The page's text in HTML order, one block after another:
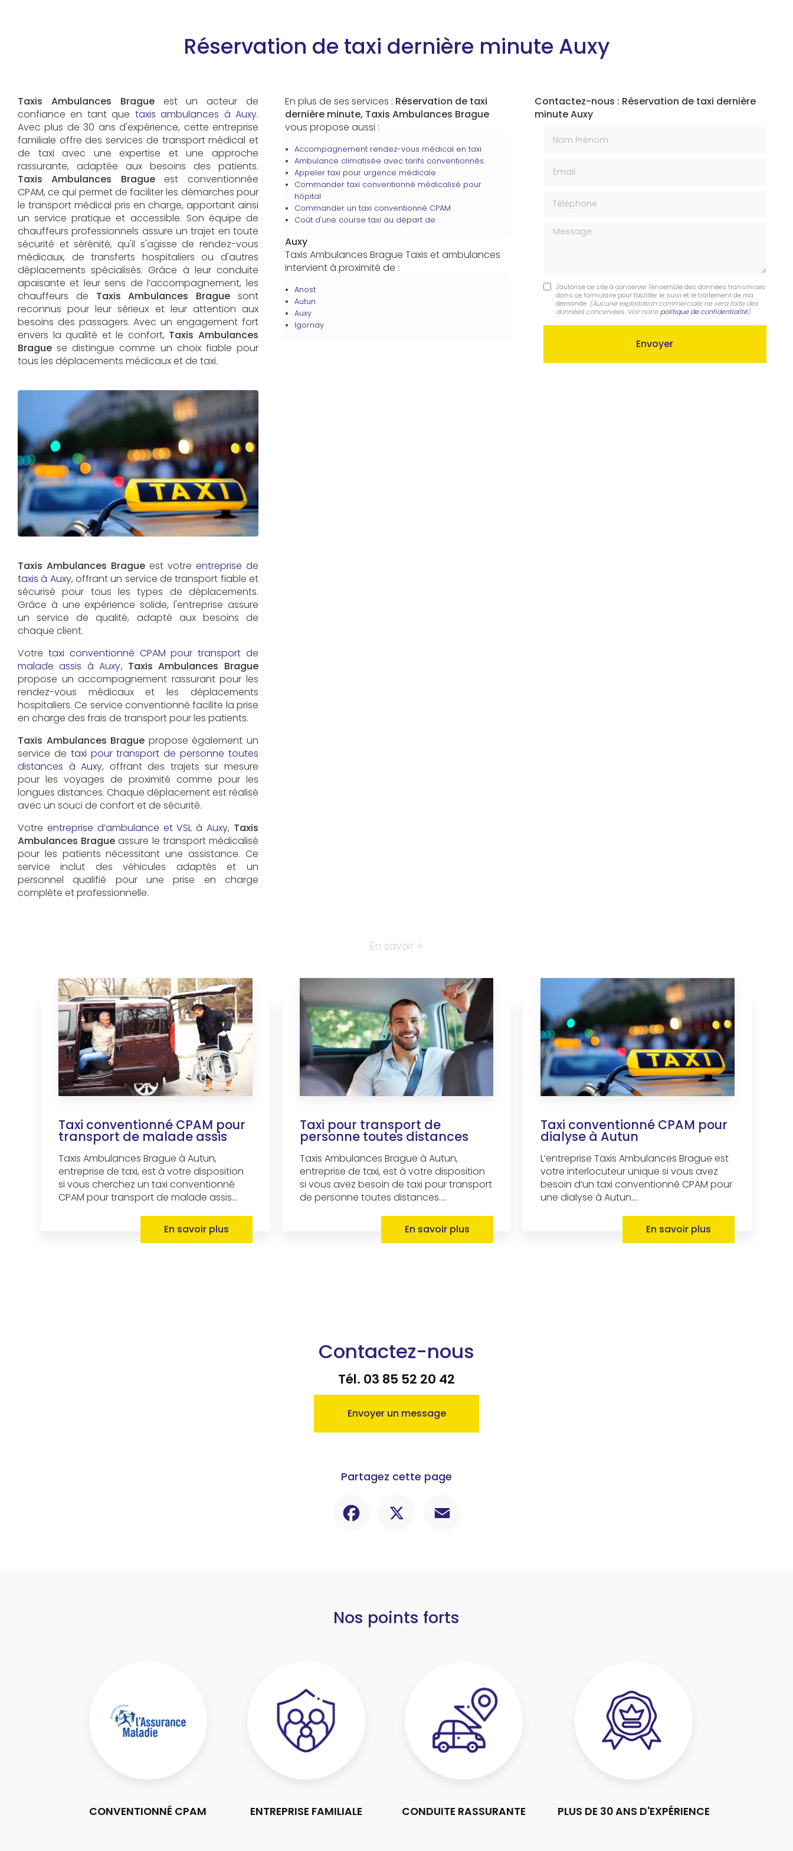
Réservation de taxi dernière minute Auxy
Taxis Ambulances Bragueest un acteur de
confiance en tant que taxis ambulances à Auxy.
Avec plus de 30 ans d'expérience, cette entreprise
familiale offre des services de transport médical et
de taxi avec une expertise et une approche
rassurante, adaptée aux besoins des patients.
Taxis Ambulances Brague est conventionnée
CPAM, ce qui permet de faciliter les démarches pour
le transport médical pris en charge, apportant ainsi
un service pratique et accessible. Son équipe de
chauffeurs professionnels assure un trajet en toute
sécurité et sérénité, qu'il s'agisse de rendez-vous
médicaux, de transferts hospitaliers ou d'autres
déplacements spécialisés. Grâce à leur conduite
apaisante et leur sens de l’accompagnement, les
chauffeurs de Taxis Ambulances Brague sont
reconnus pour leur sérieux et leur attention aux
besoins des passagers. Avec un engagement fort
envers la qualité et le confort, Taxis Ambulances
Brague se distingue comme un choix fiable pour
tous les déplacements médicaux et de taxi.
Taxis Ambulances Brague est votre entreprise de
taxis à Auxy, offrant un service de transport fiable et
sécurisé pour tous les types de déplacements.
Grâce à une expérience solide, l'entreprise assure
un service de qualité, adapté aux besoins de
chaque client.
Votre taxi conventionné CPAM pour transport de
malade assis à Auxy, Taxis Ambulances Brague
propose un accompagnement rassurant pour les
rendez-vous médicaux et les déplacements
hospitaliers. Ce service conventionné facilite la prise
en charge des frais de transport pour les patients.
Taxis Ambulances Brague propose également un
service de taxi pour transport de personne toutes
distances à Auxy, offrant des trajets sur mesure
pour les voyages de proximité comme pour les
longues distances. Chaque déplacement est réalisé
avec un souci de confort et de sécurité.
Votre entreprise d’ambulance et VSL à Auxy, Taxis
Ambulances Brague assure le transport médicalisé
pour les patients nécessitant une assistance. Ce
service inclut des véhicules adaptés et un
personnel qualifié pour une prise en charge
complète et professionnelle.
En plus de ses services : Réservation de taxi
dernière minute, Taxis Ambulances Brague
vous propose aussi :
Accompagnement rendez-vous médical en taxi
Ambulance climatisée avec tarifs conventionnés
Appeler taxi pour urgence médicale
Commander taxi conventionné médicalisé pour
hôpital
Commander un taxi conventionné CPAM
Coût d'une course taxi au départ de
Auxy
Taxis Ambulances Brague Taxis et ambulances
intervient à proximité de :
Anost
Autun
Auxy
Igornay
Contactez-nous : Réservation de taxi dernière
minute Auxy
Message
J'autorise ce site à conserver l'ensemble des données transmises
dans ce formulaire pour faciliter le suivi et le traitement de ma
demande. (Aucune exploitation commerciale ne sera faite des
données concervées. Voir notre politique de confidentialité)
En savoir +
Taxi conventionné CPAM pour
transport de malade assis
Taxis Ambulances Brague à Autun,
entreprise de taxi, est à votre disposition
si vous cherchez un taxi conventionné
CPAM pour transport de malade assis...
En savoir plus
Taxi pour transport de
personne toutes distances
Taxis Ambulances Brague à Autun,
entreprise de taxi, est à votre disposition
si vous avez besoin de taxi pour transport
de personne toutes distances....
En savoir plus
Taxi conventionné CPAM pour
dialyse à Autun
L’entreprise Taxis Ambulances Brague est
votre interlocuteur unique si vous avez
besoin d’un taxi conventionné CPAM pour
une dialyse à Autun....
En savoir plus
Contactez-nous
Tél. 03 85 52 20 42
Envoyer un message
Partagez cette page
Nos points forts
CONVENTIONNÉ CPAM ENTREPRISE FAMILIALE CONDUITE RASSURANTE PLUS DE 30 ANS D'EXPÉRIENCE